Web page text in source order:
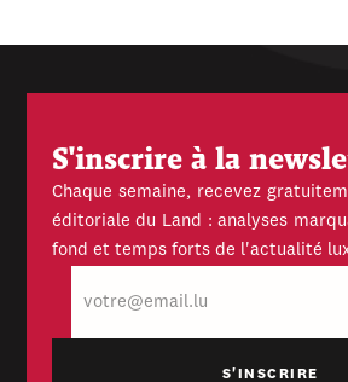
S'inscrire à la
Chaque semaine, recevez
éditoriale du Land : analyses
fond et temps forts de l'actualité
mail